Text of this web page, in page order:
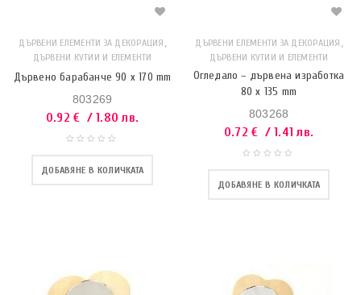
ДЪРВЕНИ ЕЛЕМЕНТИ ЗА ДЕКОРАЦИЯ ,
ДЪРВЕНИ КУТИИ И ЕЛЕМЕНТИ
Дървено барабанче 90 x 170 mm
803269
0.92€ / 1.80 лв.
ДОБАВЯНЕ В КОЛИЧКАТА
ДЪРВЕНИ ЕЛЕМЕНТИ ЗА ДЕКОРАЦИЯ ,
ДЪРВЕНИ КУТИИ И ЕЛЕМЕНТИ
Огледало – дървена изработка
80 x 135 mm
803268
0.72€ / 1.41 лв.
ДОБАВЯНЕ В КОЛИЧКАТА